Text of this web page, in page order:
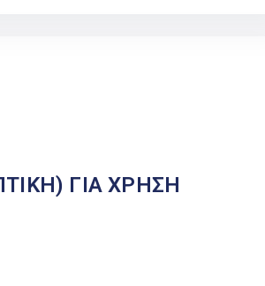
ΓΙΑ ΧΡΗΣΗ